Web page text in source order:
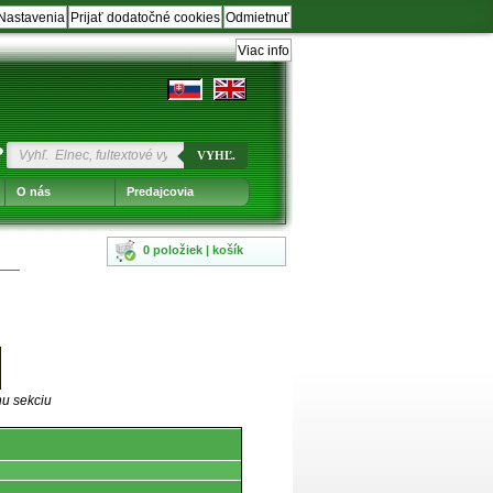
Odmietnuť
Prijať dodatočné cookies
Nastavenia
Viac info
VYHĽ.
O nás Predajcovia
0 položiek | košík
sekciu